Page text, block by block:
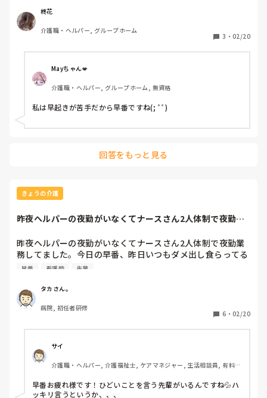
柊花
介護職・ヘルパー, グループホーム
3 ・ 02/20
Mayちゃん💋
介護職・ヘルパー, グループホーム, 無資格
私は早起きが苦手だから早番ですね(; ﾟﾟ)
回答をもっと見る
きょうの介護
昨夜ヘルパーの夜勤がいなくてナースさん2人体制で夜勤業
昨夜ヘルパーの夜勤がいなくてナースさん2人体制で夜勤業
務してました。今日の早番、昨日いつもダメ出し食らってる
先輩ヘルパーさんに「明日早めに出て来ましょうか？」と話
何も出来ないでしょう。」とさらに言われてしまったんです
が、ダメもとで早く出てきたら、先輩ヘルパーさんからあれ
してこれしてといろいろ指示してもらいました。
  早番の仕事が一段落して、朝礼の前にその先輩ヘルパーさ
んから「早く出て来てありがとね。」と小声で言われまし
まだまだ半人前の新米ヘルパーですが、ちょっと嬉しかっ
たです。
早番 看護師 先輩
タカさん。
病院, 初任者研修
6 ・ 02/20
サイ
介護職・ヘルパー, 介護福祉士, ケアマネジャー, 生活相談員, 有料老
早番お疲れ様です！ひどいことを言う先輩がいるんですね💦ハ
ッキリ言うというか、、、